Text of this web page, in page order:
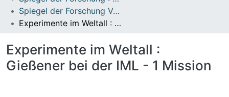
Spiegel der Forschung Vol. 09 (1992) Heft 1
Experimente im Weltall : Gießener bei der IML - 1 Mission
Experimente im Weltall :
Gießener bei der IML - 1 Mission